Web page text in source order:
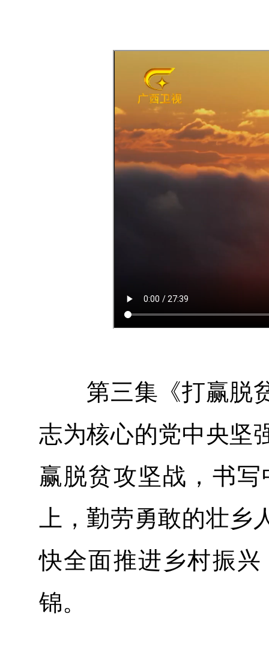
第三集《打赢脱贫
志为核心的党中央坚
赢脱贫攻坚战，书
上，勤劳勇敢的壮
快全面推进乡村振
锦。